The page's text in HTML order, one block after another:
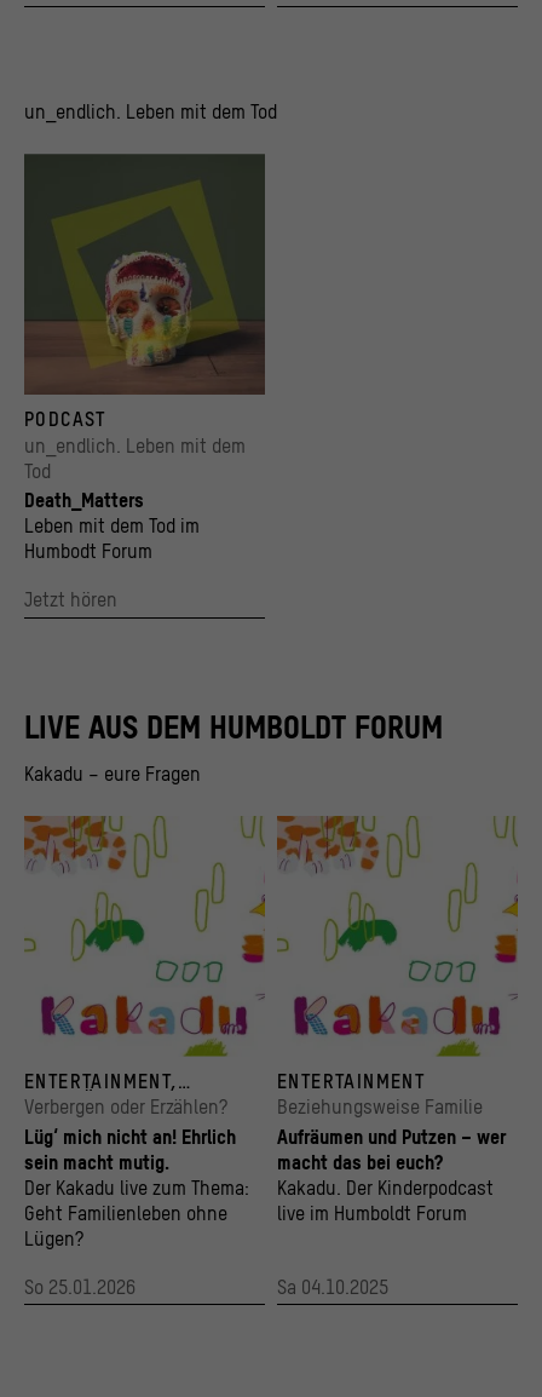
un_endlich. Leben mit dem Tod
PODCAST
un_endlich. Leben mit dem
Tod
Death_Matters
Leben mit dem Tod im
Humbodt Forum
Jetzt hören
LIVE AUS DEM HUMBOLDT FORUM
Kakadu – eure Fragen
© Deutschlandfunk Kultur
ENTERTAINMENT,
GESPRÄCH
Verbergen oder Erzählen?
Lüg‘ mich nicht an! Ehrlich
sein macht mutig.
Der Kakadu live zum Thema:
Geht Familienleben ohne
Lügen?
So 25.01.2026
© Deutschlandfunk Kultur
ENTERTAINMENT
Beziehungsweise Familie
Aufräumen und Putzen – wer
macht das bei euch?
Kakadu. Der Kinderpodcast
live im Humboldt Forum
Sa 04.10.2025